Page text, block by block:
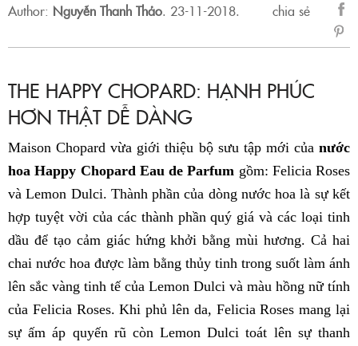
Author: Nguyễn Thanh Thảo. 23-11-2018.
chia sẻ
sẻ
THE HAPPY CHOPARD: HẠNH PHÚC
HƠN THẬT DỄ DÀNG
Maison Chopard vừa giới thiệu bộ sưu tập mới của nước
hoa Happy Chopard Eau de Parfum gồm: Felicia Roses
và Lemon Dulci. Thành phần của dòng nước hoa là sự kết
hợp tuyệt vời của các thành phần quý giá và các loại tinh
dầu để tạo cảm giác hứng khởi bằng mùi hương. Cả hai
chai nước hoa được làm bằng thủy tinh trong suốt làm ánh
lên sắc vàng tinh tế của Lemon Dulci và màu hồng nữ tính
của Felicia Roses. Khi phủ lên da, Felicia Roses mang lại
sự ấm áp quyến rũ còn Lemon Dulci toát lên sự thanh